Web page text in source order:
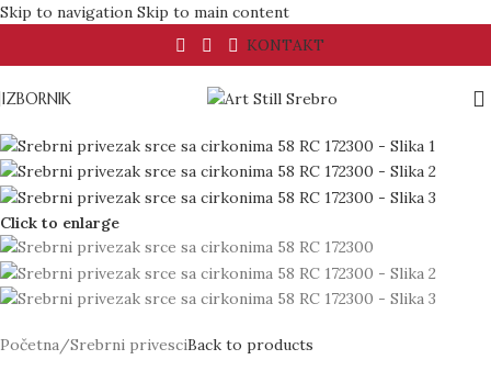
Skip to navigation Skip to main content
KONTAKT
IZBORNIK
Click to enlarge
Početna/Srebrni privesciBack to products